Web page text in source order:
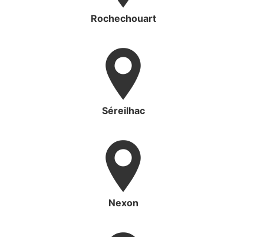
Rochechouart
Séreilhac
Nexon